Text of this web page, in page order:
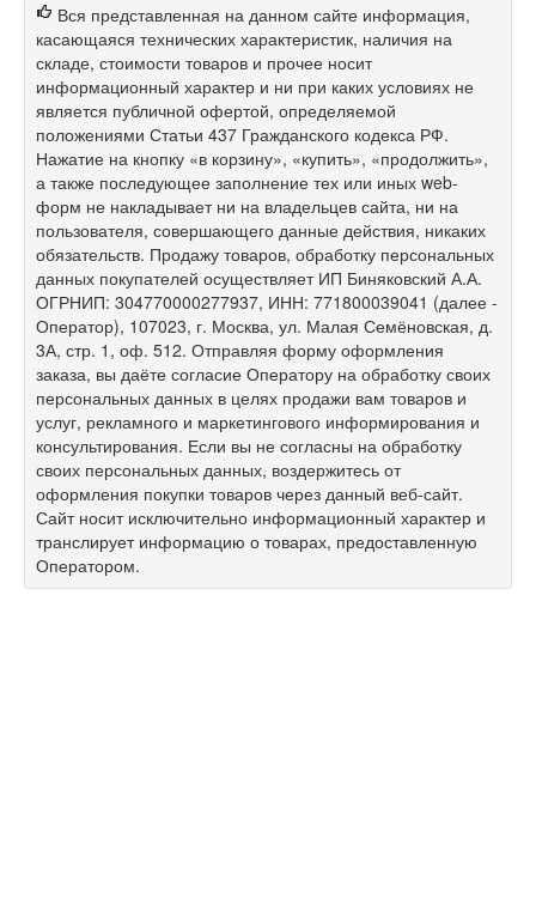
Вся представленная на данном сайте информация,
касающаяся технических характеристик, наличия на
складе, стоимости товаров и прочее носит
информационный характер и ни при каких условиях не
является публичной офертой, определяемой
положениями Статьи 437 Гражданского кодекса РФ.
Нажатие на кнопку «в корзину», «купить», «продолжить»,
а также последующее заполнение тех или иных web-
форм не накладывает ни на владельцев сайта, ни на
пользователя, совершающего данные действия, никаких
обязательств. Продажу товаров, обработку персональных
данных покупателей осуществляет ИП Биняковский А.А.
ОГРНИП: 304770000277937, ИНН: 771800039041 (далее -
Оператор), 107023, г. Москва, ул. Малая Семёновская, д.
3А, стр. 1, оф. 512. Отправляя форму оформления
заказа, вы даёте согласие Оператору на обработку своих
персональных данных в целях продажи вам товаров и
услуг, рекламного и маркетингового информирования и
консультирования. Если вы не согласны на обработку
своих персональных данных, воздержитесь от
оформления покупки товаров через данный веб-сайт.
Сайт носит исключительно информационный характер и
транслирует информацию о товарах, предоставленную
Оператором.